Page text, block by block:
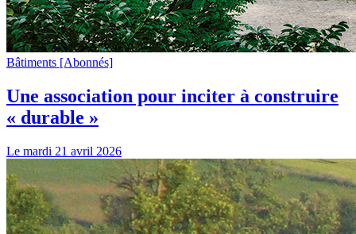
Bâtiments [Abonnés]
Une association pour inciter à construire
« durable »
Le mardi 21 avril 2026